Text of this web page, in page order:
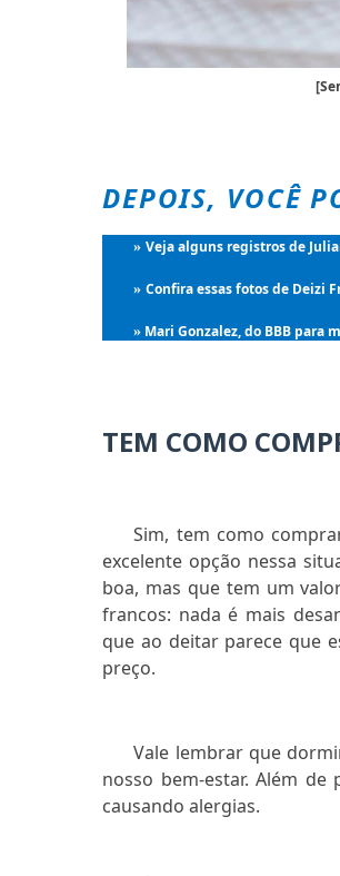
DEPOIS, VOCÊ
» Veja alguns registros de
» Confira essas fotos de Deizi
» Mari Gonzalez, do BBB para
TEM COMO
Sim, tem como
excelente opção nessa
boa, mas que tem um
francos: nada é mais
que ao deitar parece que
preço.
Vale lembrar que
nosso bem-estar. Além
causando alergias.